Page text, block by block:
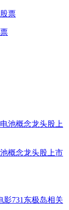
概念龙头股上市